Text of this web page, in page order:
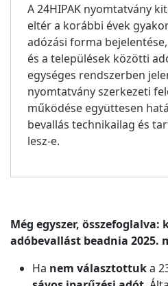
A 24HIPAK nyomtatvány
eltér a korábbi évek
adózási forma
és a települések közötti
egységes rendszerben
nyomtatvány szerkezeti
működése együttesen
bevallás technikailag és
lesz-e.
Még egyszer,
adóbevallást beadnia 2025.
Ha nem választottuka